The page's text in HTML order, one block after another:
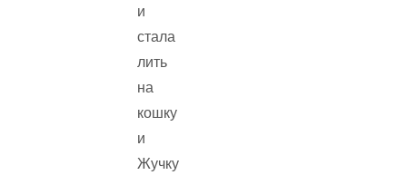
и
стала
лить
на
кошку
и
Жучку